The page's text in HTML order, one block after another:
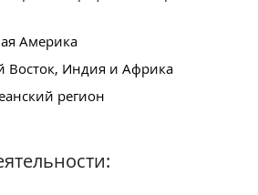
Америка
Восток, Индия и Африка
регион